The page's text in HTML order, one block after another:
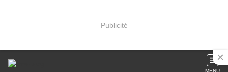
Publicité
MENU